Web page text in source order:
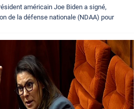
américain Joe Biden a signé,
de la défense nationale (NDAA) pour